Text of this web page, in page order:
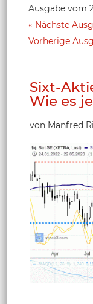
Ausgabe vom
Nächste
Vorherige
Sixt-
Wie es
von Manfred